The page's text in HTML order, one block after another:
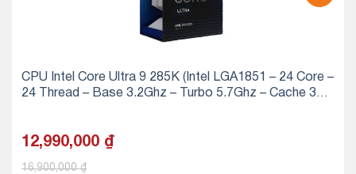
CPU Intel Core Ultra 9 285K (Intel LGA1851 – 24 Core –
24 Thread – Base 3.2Ghz – Turbo 5.7Ghz – Cache 36M
12,990,000 ₫
16,900,000₫